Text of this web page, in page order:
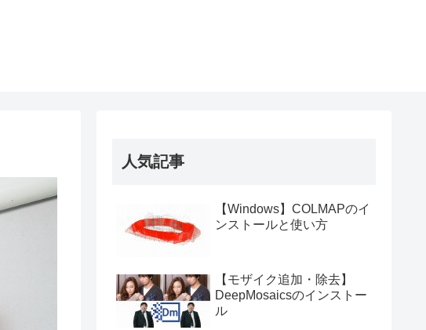
人気記事
【Windows】COLMAPのイ
ンストールと使い方
【モザイク追加・除去】
DeepMosaicsのインストー
ル